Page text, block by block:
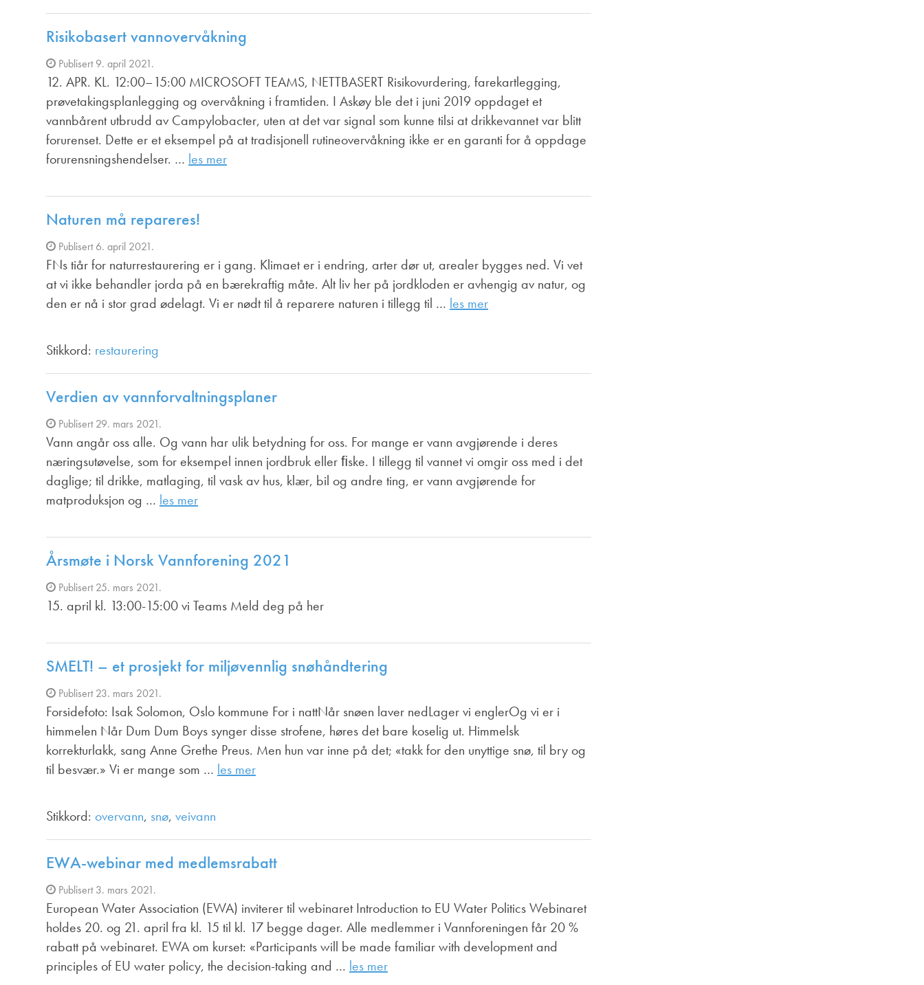
Risikobasert vannovervåkning
Publisert 9. april 2021.
12. APR. KL. 12:00–15:00 MICROSOFT TEAMS, NETTBASERT Risikovurdering, farekartlegging,
prøvetakingsplanlegging og overvåkning i framtiden. I Askøy ble det i juni 2019 oppdaget et
vannbårent utbrudd av Campylobacter, uten at det var signal som kunne tilsi at drikkevannet var blitt
forurenset. Dette er et eksempel på at tradisjonell rutineovervåkning ikke er en garanti for å oppdage
forurensningshendelser. … les mer
Naturen må repareres!
Publisert 6. april 2021.
FNs tiår for naturrestaurering er i gang. Klimaet er i endring, arter dør ut, arealer bygges ned. Vi vet
at vi ikke behandler jorda på en bærekraftig måte. Alt liv her på jordkloden er avhengig av natur, og
den er nå i stor grad ødelagt. Vi er nødt til å reparere naturen i tillegg til … les mer
Stikkord: restaurering
Verdien av vannforvaltningsplaner
Publisert 29. mars 2021.
Vann angår oss alle. Og vann har ulik betydning for oss. For mange er vann avgjørende i deres
næringsutøvelse, som for eksempel innen jordbruk eller ﬁske. I tillegg til vannet vi omgir oss med i det
daglige; til drikke, matlaging, til vask av hus, klær, bil og andre ting, er vann avgjørende for
matproduksjon og … les mer
Årsmøte i Norsk Vannforening 2021
Publisert 25. mars 2021.
15. april kl. 13:00-15:00 vi Teams Meld deg på her
SMELT! – et prosjekt for miljøvennlig snøhåndtering
Publisert 23. mars 2021.
Forsidefoto: Isak Solomon, Oslo kommune For i nattNår snøen laver nedLager vi englerOg vi er i
himmelen Når Dum Dum Boys synger disse strofene, høres det bare koselig ut. Himmelsk
korrekturlakk, sang Anne Grethe Preus. Men hun var inne på det; «takk for den unyttige snø, til bry og
til besvær.» Vi er mange som … les mer
Stikkord: overvann, snø, veivann
EWA-webinar med medlemsrabatt
Publisert 3. mars 2021.
European Water Association (EWA) inviterer til webinaret Introduction to EU Water Politics Webinaret
holdes 20. og 21. april fra kl. 15 til kl. 17 begge dager. Alle medlemmer i Vannforeningen får 20 %
rabatt på webinaret. EWA om kurset: «Participants will be made familiar with development and
principles of EU water policy, the decision-taking and … les mer